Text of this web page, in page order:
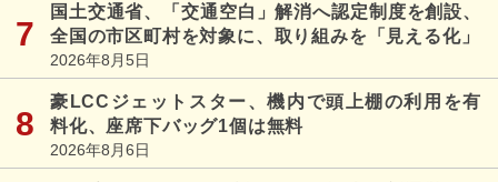
国土交通省、「交通空白」解消へ認定制度を創設、
全国の市区町村を対象に、取り組みを「見える化」
2026年8月5日
豪LCCジェットスター、機内で頭上棚の利用を有
料化、座席下バッグ1個は無料
2026年8月6日